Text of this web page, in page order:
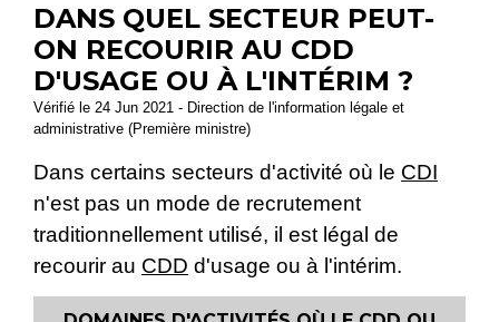
DANS QUEL SECTEUR PEUT-
ON RECOURIR AU CDD
D'USAGE OU À L'INTÉRIM ?
Vérifié le 24 Jun 2021 - Direction de l'information légale et
administrative (Première ministre)
Dans certains secteurs d'activité où le CDI
n'est pas un mode de recrutement
traditionnellement utilisé, il est légal de
recourir au CDD d'usage ou à l'intérim.